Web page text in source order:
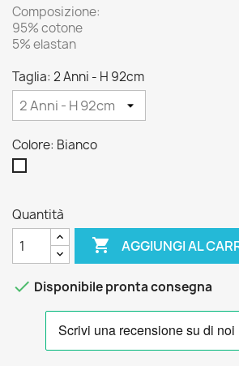
Composizione:
95% cotone
5% elastan
Taglia: 2 Anni - H 92cm
Colore: Bianco
Quantità
 AGGIUNGI AL
 Disponibile pronta consegna